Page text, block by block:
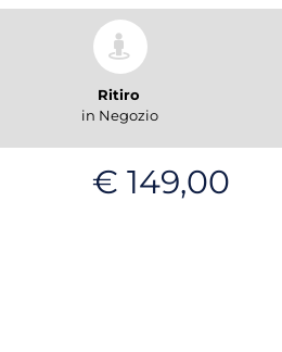
Ritiro
in Negozio
€ 149,00